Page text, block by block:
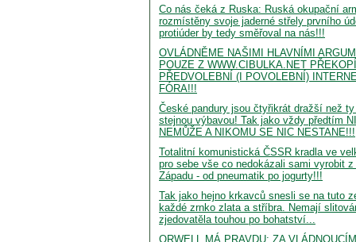
Co nás čeká z Ruska: Ruská okupační
rozmístěny svoje jaderné střely prvního
protiúder by tedy směřoval na nás!!!
OVLÁDNĚME NAŠIMI HLAVNÍMI
POUZE Z WWW.CIBULKA.NET
PŘEDVOLEBNÍ (I POVOLEBNÍ)
FÓRA!!!
České pandury jsou čtyřikrát dražší než
stejnou výbavou! Tak jako vždy předtím
NEMŮŽE A NIKOMU SE NIC NESTANE!!!
Totalitní komunistická ČSSR kradla ve
pro sebe vše co nedokázali sami vyrobit
Západu - od pneumatik po jogurty!!!
Tak jako hejno krkavců snesli se na tuto
každé zrnko zlata a stříbra. Nemají
zjedovatěla touhou po bohatství...
ORWELL MÁ PRAVDU: ZA